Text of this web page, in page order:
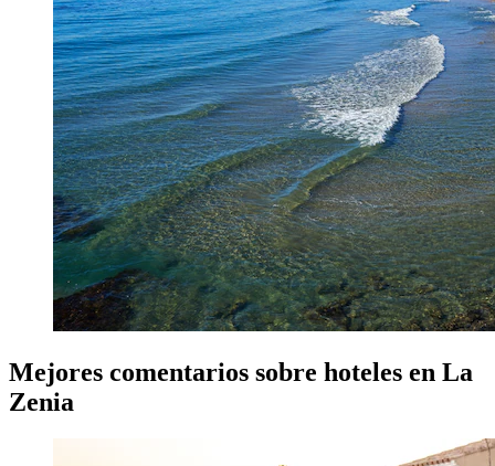
Mejores comentarios sobre hoteles en La
Zenia